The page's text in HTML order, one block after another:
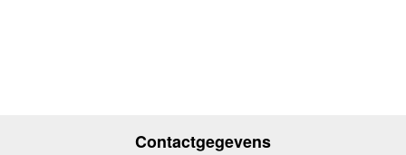
Contactgegevens